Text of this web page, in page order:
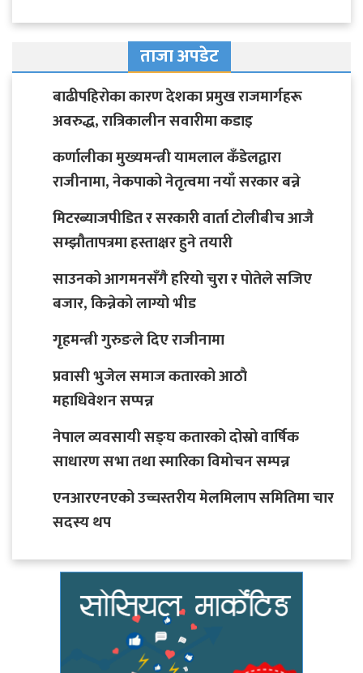
ताजा अपडेट
बाढीपहिरोका कारण देशका प्रमुख राजमार्गहरू
अवरुद्ध, रात्रिकालीन सवारीमा कडाइ
कर्णालीका मुख्यमन्त्री यामलाल कँडेलद्वारा
राजीनामा, नेकपाको नेतृत्वमा नयाँ सरकार बन्ने
मिटरब्याजपीडित र सरकारी वार्ता टोलीबीच आजै
सम्झौतापत्रमा हस्ताक्षर हुने तयारी
साउनको आगमनसँगै हरियो चुरा र पोतेले सजिए
बजार, किन्नेको लाग्यो भीड
गृहमन्त्री गुरुङले दिए राजीनामा
प्रवासी भुजेल समाज कतारको आठाै
महाधिवेशन सप्पन्न
नेपाल व्यवसायी सङ्घ कतारको दोस्रो वार्षिक
साधारण सभा तथा स्मारिका विमोचन सम्पन्न
एनआरएनएको उच्चस्तरीय मेलमिलाप समितिमा चार
सदस्य थप